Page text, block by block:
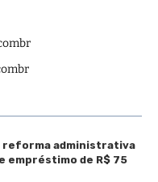
reforma administrativa
empréstimo de R$ 75